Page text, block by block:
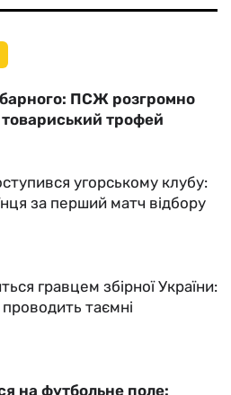
ПСЖ розгромно
трофей
угорському клубу:
за перший матч відбору
гравцем збірної України:
таємні
на футбольне поле: